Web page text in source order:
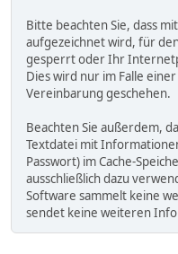
Bitte beachten Sie, dass
aufgezeichnet wird, für
gesperrt oder Ihr
Dies wird nur im Falle
Vereinbarung geschehen.
Beachten Sie außerdem,
Textdatei mit
Passwort) im Cache-
ausschließlich dazu
Software sammelt keine
sendet keine weiteren